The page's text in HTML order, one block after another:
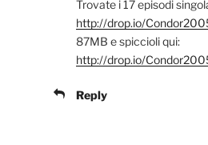
Trovate i 17 episodi
http://drop.io/
87MB e spiccioli qui:
http://drop.io/
Reply